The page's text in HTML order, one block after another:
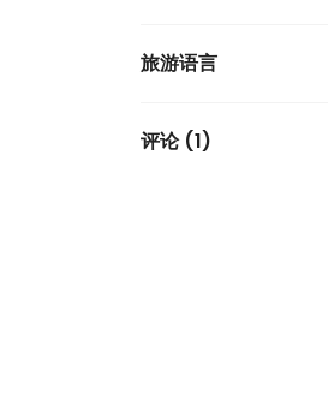
旅游语言
评论 (1)